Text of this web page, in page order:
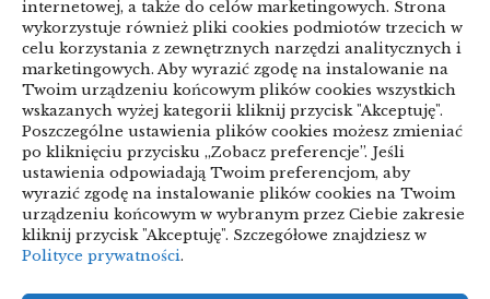
internetowej, a także do celów marketingowych. Strona
wykorzystuje również pliki cookies podmiotów trzecich w
celu korzystania z zewnętrznych narzędzi analitycznych i
marketingowych. Aby wyrazić zgodę na instalowanie na
Twoim urządzeniu końcowym plików cookies wszystkich
wskazanych wyżej kategorii kliknij przycisk "Akceptuję".
Poszczególne ustawienia plików cookies możesz zmieniać
po kliknięciu przycisku „Zobacz preferencje”. Jeśli
ustawienia odpowiadają Twoim preferencjom, aby
wyrazić zgodę na instalowanie plików cookies na Twoim
urządzeniu końcowym w wybranym przez Ciebie zakresie
kliknij przycisk "Akceptuję". Szczegółowe znajdziesz w
Polityce prywatności.
ARTYKUŁ SPONSOROWANY
Biznes & Finanse
Budownictwo & Przemysł Dom & Ogród
Edukacja & Rozrywka Inne
Motoryzacja Sport & Turystyka
Technologie Uroda & Lifestyle Usługi
Zdrowie